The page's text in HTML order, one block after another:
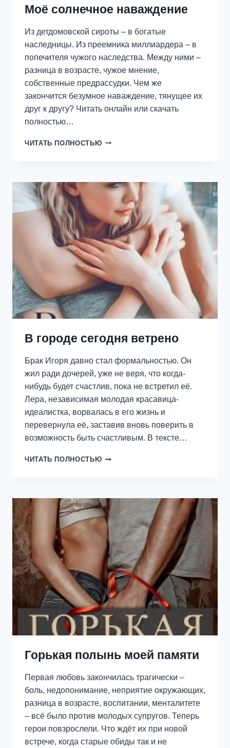
Моё солнечное наваждение
Из детдомовской сироты – в богатые
наследницы. Из преемника миллиардера – в
попечителя чужого наследства. Между ними –
разница в возрасте, чужое мнение,
собственные предрассудки. Чем же
закончится безумное наваждение, тянущее их
друг к другу? Читать онлайн или скачать
полностью…
ЧИТАТЬ ПОЛНОСТЬЮ МОЁ
В городе сегодня ветрено
Брак Игоря давно стал формальностью. Он
жил ради дочерей, уже не веря, что когда-
нибудь будет счастлив, пока не встретил её.
Лера, независимая молодая красавица-
идеалистка, ворвалась в его жизнь и
перевернула её, заставив вновь поверить в
возможность быть счастливым. В тексте…
ЧИТАТЬ ПОЛНОСТЬЮ В
Горькая полынь моей памяти
Первая любовь закончилась трагически –
боль, недопонимание, неприятие окружающих,
разница в возрасте, воспитании, менталитете
– всё было против молодых супругов. Теперь
герои повзрослели. Что ждёт их при новой
встрече, когда старые обиды так и не